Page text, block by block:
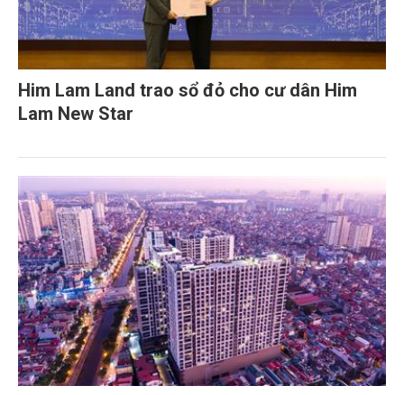
Him Lam Land trao sổ đỏ cho cư dân Him
Lam New Star